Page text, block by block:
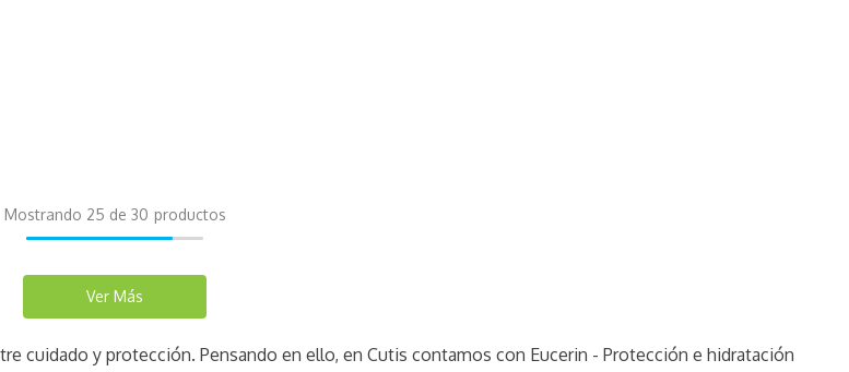
Mostrando 25 de 30
cuidado y protección. Pensando en ello, en Cutis contamos con Eucerin - Protección e hidratación